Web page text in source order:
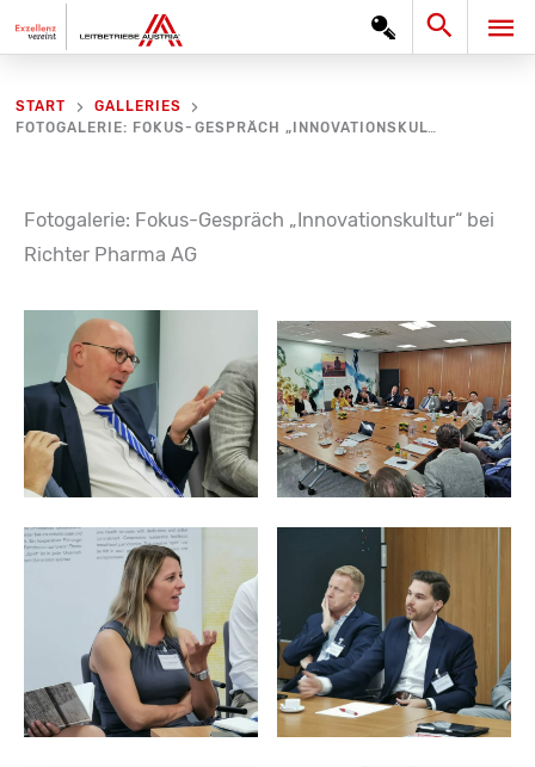
Inhalt
Search
START
GALLERIES
FOTOGALERIE: FOKUS-GESPRÄCH „INNOVATIONSKULTUR“ BEI RICHTER PHARMA AG
Fotogalerie: Fokus-Gespräch „Innovationskultur“ bei
Richter Pharma AG